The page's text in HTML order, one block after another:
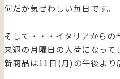
何だか気ぜわしい毎日です。
そして・・・イタリアから
来週の月曜日の入荷になって
新商品は11日(月)の午後より